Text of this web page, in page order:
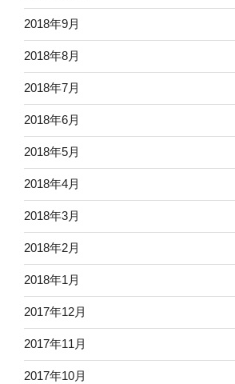
2018年9月
2018年8月
2018年7月
2018年6月
2018年5月
2018年4月
2018年3月
2018年2月
2018年1月
2017年12月
2017年11月
2017年10月